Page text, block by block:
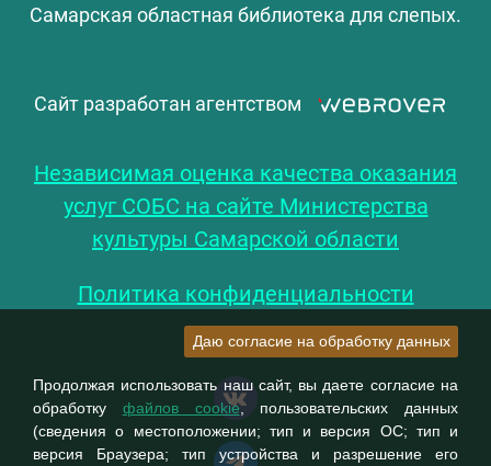
Самарская областная библиотека для слепых.
Сайт разработан агентством
Независимая оценка качества оказания
услуг СОБС на сайте Министерства
культуры Самарской области
Политика конфиденциальности
Даю согласие на обработку данных
Продолжая использовать наш сайт, вы даете согласие на
обработку файлов cookie, пользовательских данных
(сведения о местоположении; тип и версия ОС; тип и
версия Браузера; тип устройства и разрешение его